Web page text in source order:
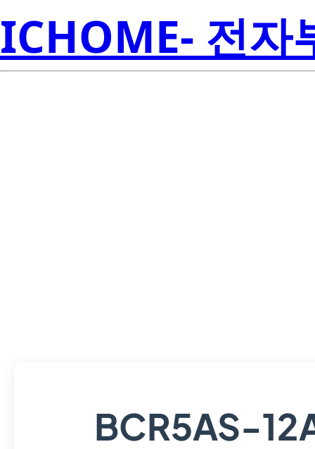
ICHOME- 전자
BCR5AS-